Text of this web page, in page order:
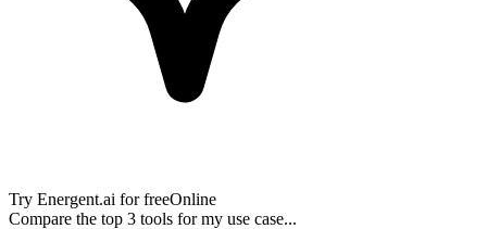
Try Energent.ai for freeOnline
Compare the top 3 tools for my use case...